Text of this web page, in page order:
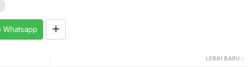
Whatsapp
LEBIH BARU